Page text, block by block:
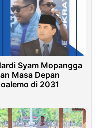
Syam Mopangga
Masa Depan
di 2031